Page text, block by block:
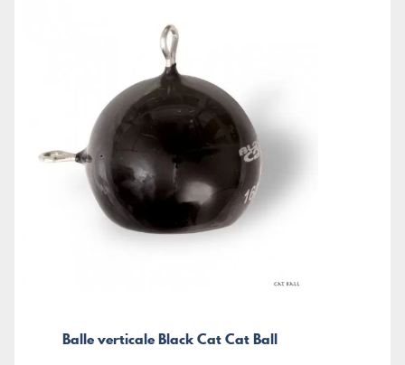
Balle verticale Black Cat Cat Ball